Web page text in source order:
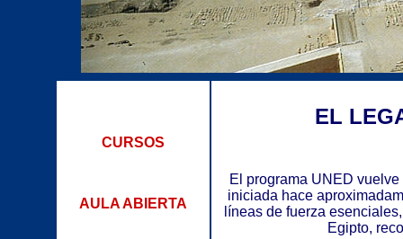
CURSOS
AULA ABIERTA
EL
El programa UNED
iniciada hace
líneas de fuerza
Egipto,